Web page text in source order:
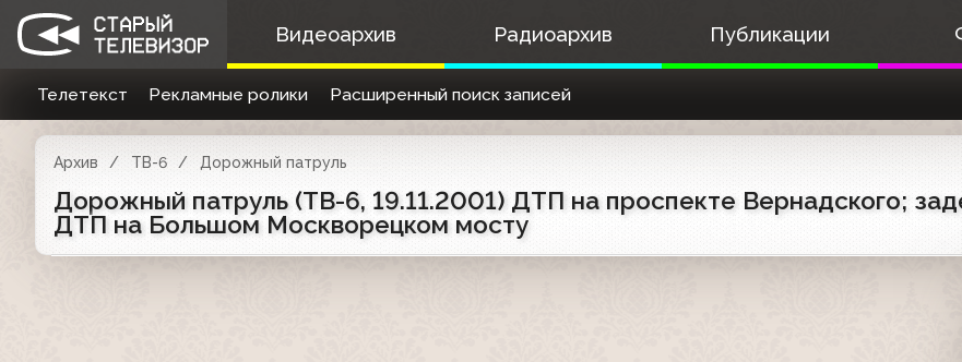
Видеоархив Радиоархив Публикации
Телетекст Рекламные ролики Расширенный поиск записей
Архив ТВ-6 Дорожный патруль
Дорожный патруль (ТВ-6, 19.11.2001) ДТП на проспекте Вернадского;
ДТП на Большом Москворецком мосту